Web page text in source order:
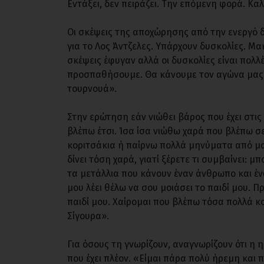
Εντάξει, δεν πειράζει. Την επόμενη φορά.
Οι σκέψεις της αποχώρησης από την ενεργό
για το Λος Άντζελες. Υπάρχουν δυσκολίες.
σκέψεις έφυγαν αλλά οι δυσκολίες είναι
προσπαθήσουμε. Θα κάνουμε τον αγώνα μας
τουρνουά».
Στην ερώτηση εάν νιώθει βάρος που έχει
βλέπω έτσι. Ίσα ίσα νιώθω χαρά που βλέπω
κοριτσάκια ή παίρνω πολλά μηνύματα από
δίνει τόση χαρά, γιατί ξέρετε τι συμβαίνει:
τα μετάλλια που κάνουν έναν άνθρωπο και
μου λέει θέλω να σου μοιάσει το παιδί
παιδί μου. Χαίρομαι που βλέπω τόσα πολλά
Σίγουρα».
Για όσους τη γνωρίζουν, αναγνωρίζουν ότι
που έχει πλέον. «Είμαι πάρα πολύ ήρεμη και